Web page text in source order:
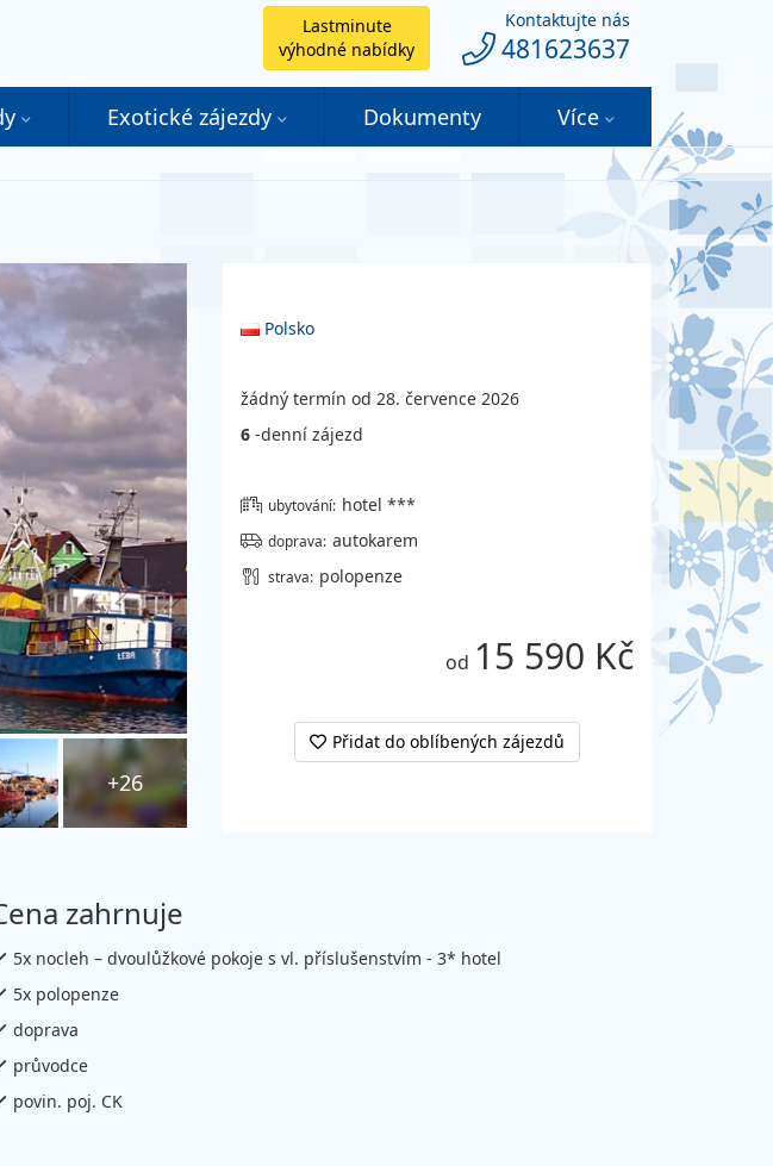
Lastminute
výhodné nabídky
Kontaktujte nás
481623637
Exotické zájezdy Dokumenty Více
Polsko
žádný termín od 28. července 2026
6 -denní zájezd
ubytování: hotel ***
doprava: autokarem
strava: polopenze
od 15 590 Kč
Přidat do oblíbených zájezdů
+26
zahrnuje
5x nocleh – dvoulůžkové pokoje s vl. příslušenstvím - 3* hotel
5x polopenze
doprava
průvodce
povin. poj. CK